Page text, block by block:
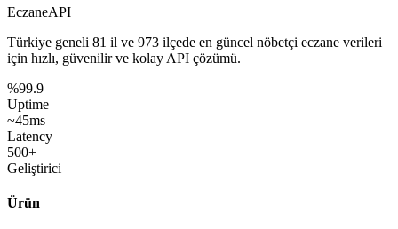
EczaneAPI
Türkiye geneli 81 il ve 973 ilçede en güncel nöbetçi eczane verileri
için hızlı, güvenilir ve kolay API çözümü.
%99.9
Uptime
~45ms
Latency
500+
Geliştirici
Ürün